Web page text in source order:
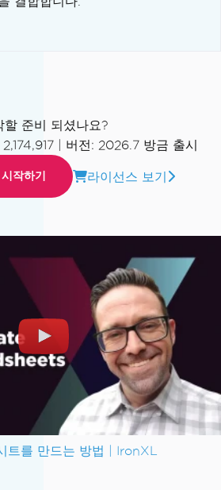
할 준비 되셨나요?
버전: 2026.7 방금 출시
작하기 라이선스 보기
트를 만드는 방법 | IronXL